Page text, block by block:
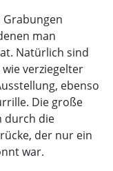
man
Natürlich sind
verziegelter
ebenso
Die große
durch die
der nur ein
war.